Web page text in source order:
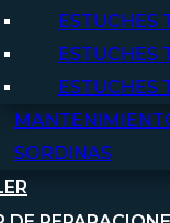
ESTUCHES
ESTUCHES
ESTUCHES
SORDINAS